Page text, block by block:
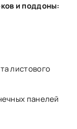
и поддоны:
листового
панелей